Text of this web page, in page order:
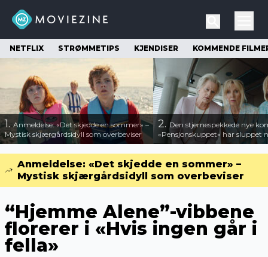
NETFLIX STRØMMETIPS KJENDISER KOMMENDE
1.Anmeldelse: «Det skjedde en sommer» –
Mystisk skjærgårdsidyll som overbeviser
2. Den stjernespekkede nye
«Pensjonskuppet» har sluppet
Anmeldelse: «Det skjedde en sommer» –
Mystisk skjærgårdsidyll som overbeviser
“Hjemme Alene”-vibbene
florerer i «Hvis ingen går i
fella»